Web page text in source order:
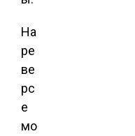
На
ре
ве
рс
е
мо